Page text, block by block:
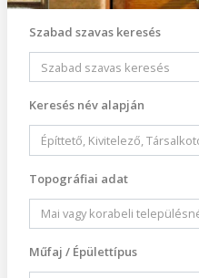
Szabad szavas keresés
Keresés név alapján
Topográfiai adat
Műfaj / Épülettípus